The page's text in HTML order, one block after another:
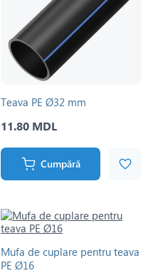
Teava PE Ø32 mm
11.80 MDL
Cumpără
Mufa de cuplare pentru teava
PE Ø16